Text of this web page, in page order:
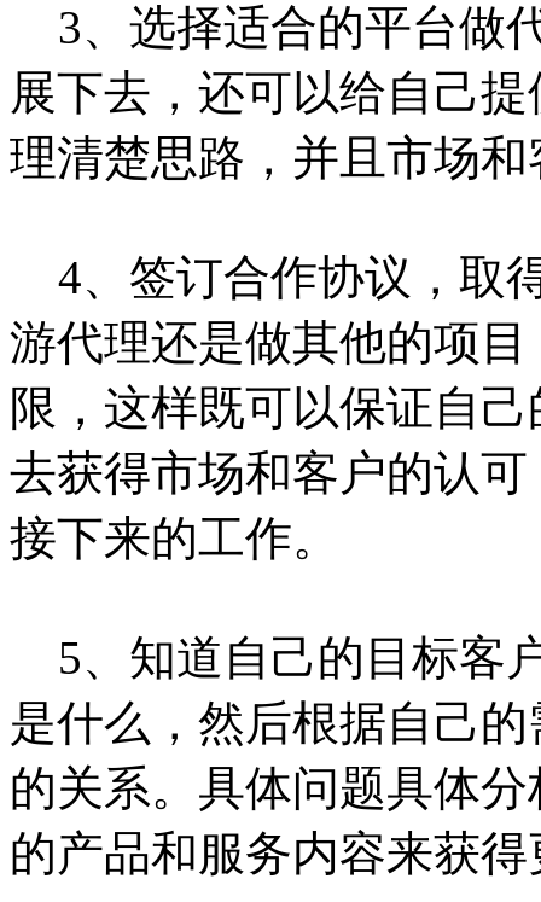
3、选择适合的平台做
展下去，还可以给自己
理清楚思路，并且市场
4、签订合作协议，取
游代理还是做其他的项
限，这样既可以保证自
去获得市场和客户的认
接下来的工作。
5、知道自己的目标客
是什么，然后根据自己
的关系。具体问题具体
的产品和服务内容来获